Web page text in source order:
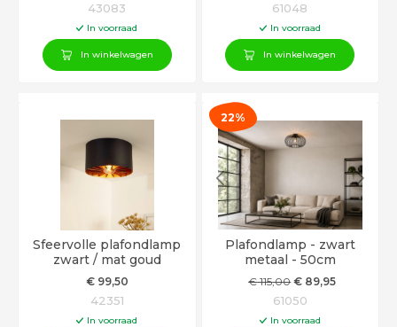
43083
In voorraad
In winkelwagen
61048
In voorraad
In winkelwagen
Sfeervolle plafondlamp
zwart / mat goud
€99,50
42351
In voorraad
22%
Plafondlamp - zwart
metaal - 50cm
€115,00 € 89,95
61050
In voorraad